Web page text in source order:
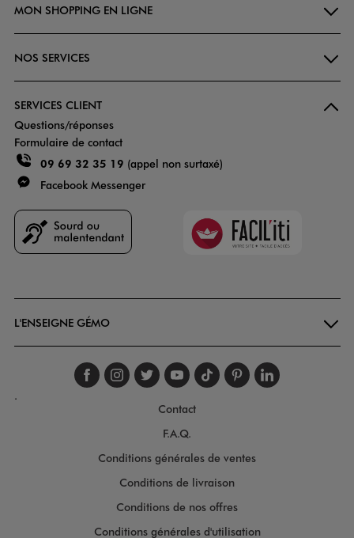
MON SHOPPING EN LIGNE
NOS SERVICES
SERVICES CLIENT
Questions/réponses
Formulaire de contact
09 69 32 35 19 (appel non surtaxé)
Facebook Messenger
Faciliti
L'ENSEIGNE GÉMO
Suivez-nous sur
Suivez-nous sur
Suivez-nous sur
Suivez-nous
Suivez-nous
Suivez-
.
Contact
F.A.Q.
Conditions générales de ventes
Conditions de livraison
Conditions de nos offres
Conditions générales d'utilisation